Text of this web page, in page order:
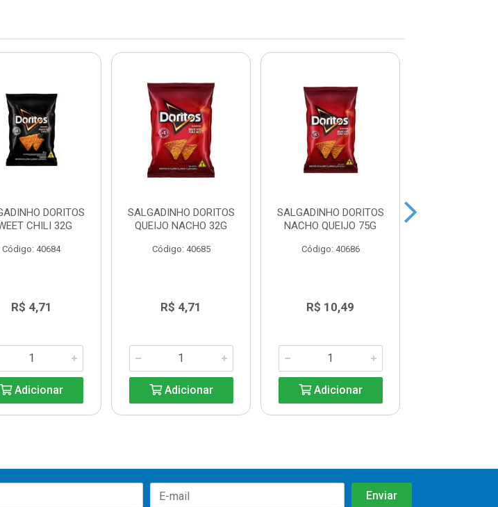
DORITOS
CHILI 32G
Código: 40684
R$ 4,71
Adicionar
SALGADINHO DORITOS
QUEIJO NACHO 32G
Código: 40685
R$ 4,71
Adicionar
SALGADINHO DORITOS
NACHO QUEIJO 75G
Código: 40686
R$ 10,49
Adicionar